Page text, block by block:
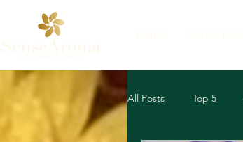
All Posts Top 5